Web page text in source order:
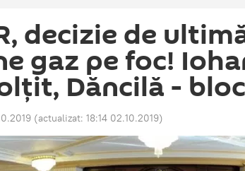
decizie de
gaz pe foc!
Dăncilă -
(actualizat: 18:14 02.10.2019)